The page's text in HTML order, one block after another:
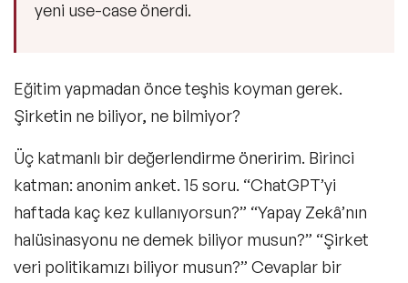
yeni use-case önerdi.
Eğitim yapmadan önce teşhis koyman gerek.
Şirketin ne biliyor, ne bilmiyor?
Üç katmanlı bir değerlendirme öneririm. Birinci
katman: anonim anket. 15 soru. “ChatGPT’yi
haftada kaç kez kullanıyorsun?” “Yapay Zekâ’nın
halüsinasyonu ne demek biliyor musun?” “Şirket
veri politikamızı biliyor musun?” Cevaplar bir